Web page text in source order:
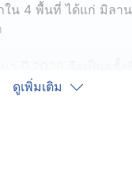
น 4 พื้นที่ ได้แก่ มิลา
แข่งขันกีฬาโอลิมปิก ฤดู
ดูเพิ่มเติม